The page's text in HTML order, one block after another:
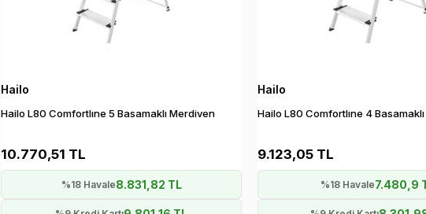
Hailo
Hailo L80 Comfortlıne 5 Basamaklı Merdiven
10.770,51 TL
%18 Havale8.831,82 TL
Hailo
Hailo L80 Comfortlıne 4
9.123,05 TL
%18 Havale7.480,9